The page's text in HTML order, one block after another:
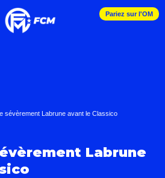
Pariez sur l'OM
sévèrement Labrune avant le Classico
Labrune